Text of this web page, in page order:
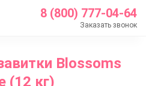
8 (800) 777-04-64
Заказать звонок
Blossoms
(12 кг)